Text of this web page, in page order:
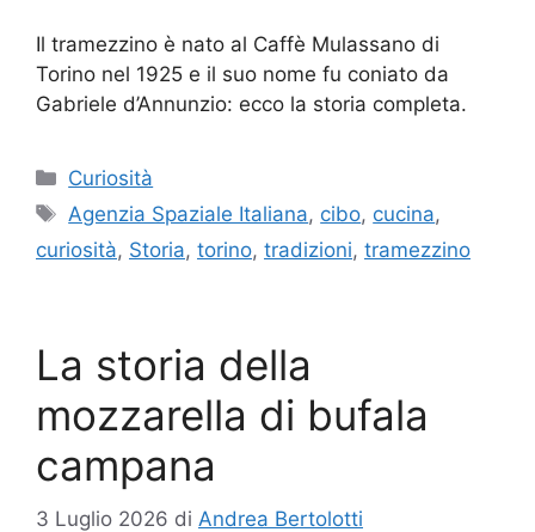
Il tramezzino è nato al Caffè Mulassano di
Torino nel 1925 e il suo nome fu coniato da
Gabriele d’Annunzio: ecco la storia completa.
Categorie
Curiosità
Tag
Agenzia Spaziale Italiana, cibo, cucina,
curiosità, Storia, torino, tradizioni, tramezzino
La storia della
mozzarella di bufala
campana
3 Luglio 2026 di Andrea Bertolotti